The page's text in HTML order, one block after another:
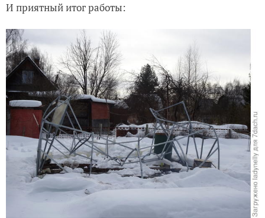
И приятный итог работы: